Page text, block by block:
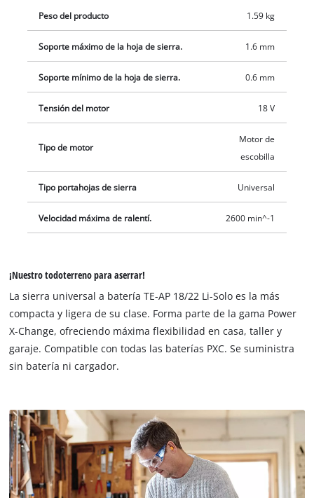
Peso del producto 1.59 kg
Soporte máximo de la hoja de sierra. 1.6 mm
Soporte mínimo de la hoja de sierra. 0.6 mm
Tensión del motor 18 V
Tipo de motor
Motor de
escobilla
Tipo portahojas de sierra Universal
Velocidad máxima de ralentí. 2600 min^-1
¡Nuestro todoterreno para aserrar!
La sierra universal a batería TE-AP 18/22 Li-Solo es la más
compacta y ligera de su clase. Forma parte de la gama Power
X-Change, ofreciendo máxima flexibilidad en casa, taller y
garaje. Compatible con todas las baterías PXC. Se suministra
sin batería ni cargador.